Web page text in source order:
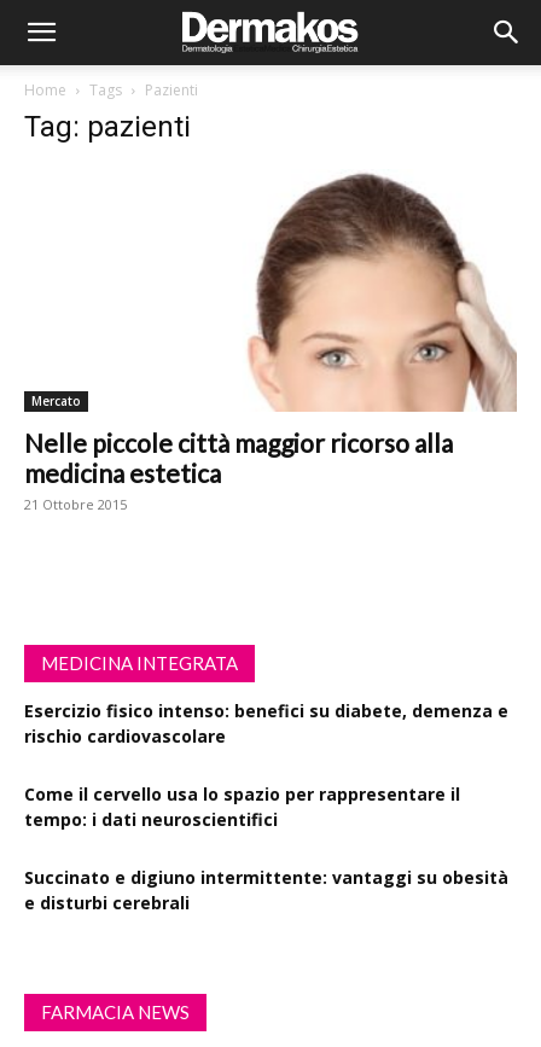
Home Tags Pazienti
Tag: pazienti
Mercato
Nelle piccole città maggior ricorso alla
medicina estetica
21 Ottobre 2015
MEDICINA INTEGRATA
Esercizio fisico intenso: benefici su diabete, demenza e
rischio cardiovascolare
Come il cervello usa lo spazio per rappresentare il
tempo: i dati neuroscientifici
Succinato e digiuno intermittente: vantaggi su obesità
e disturbi cerebrali
FARMACIA NEWS